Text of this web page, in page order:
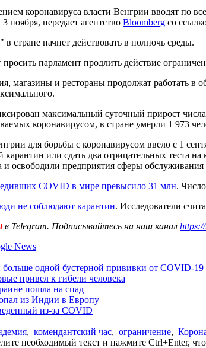
коронавируса власти Венгрии вводят по
ноября, передает агентство Bloomberg со
стране начнет действовать в полночь среды.
парламент продлить действие
магазины и рестораны продолжат работать
максимальный суточный прирост
коронавирусом, в стране умерли 1 973
для борьбы с коронавирусом ввело с 1
или сдать два отрицательных теста
и освободили предприятия сферы обслуживания
COVID в мире превысило 31 млн.
не соблюдают карантин. Исследователи
в Telegram. Подписывайтесь на наш канал
News
одной бустерной прививки от COVID-19
привел к гибели человека
пошла на спад
из Индии в Европу
из-за COVID
, комендантский час, ограничение,
необходимый текст и нажмите Ctrl+Enter,